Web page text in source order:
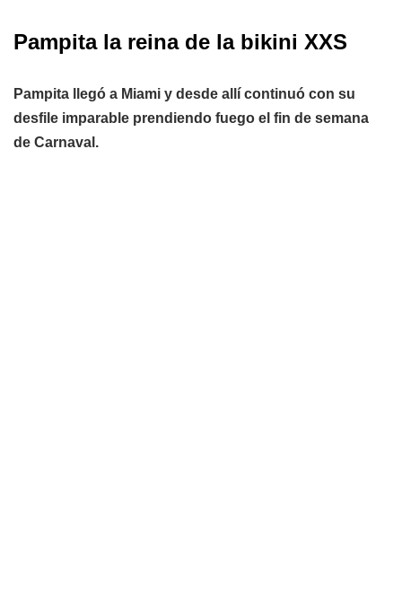
Pampita la reina de la bikini XXS
Pampita llegó a Miami y desde allí continuó con su
desfile imparable prendiendo fuego el fin de semana
de Carnaval.